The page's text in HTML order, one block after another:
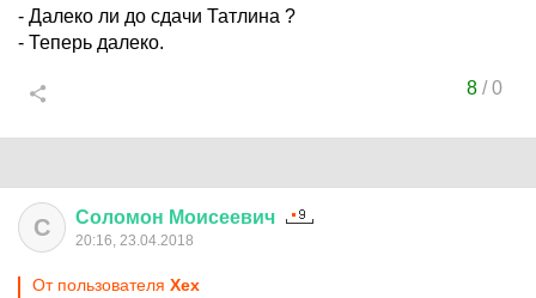
- Далеко ли до сдачи Татлина ?
- Теперь далеко.
8/0
С Соломон Моисеевич
20:16, 23.04.2018
От пользователя Хех